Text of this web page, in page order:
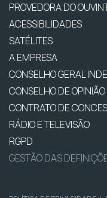
PROVEDORA DO
ACESSIBILIDADES
SATÉLITES
A EMPRESA
CONSELHO GERAL
CONSELHO DE OPINIÃO
CONTRATO DE
RÁDIO E TELEVISÃO
RGPD
GESTÃO DAS